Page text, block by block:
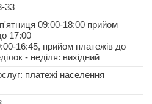
33
п'ятниця 09:00-18:00 прийом
17:00
16:45, прийом платежів до
- неділя: вихідний
платежі населення